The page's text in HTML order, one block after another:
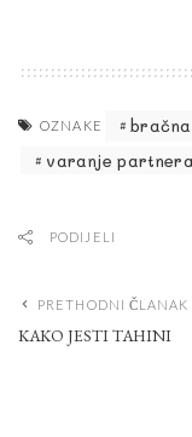
OZNAKE
varanje partnera
PODIJELI
PRETHODNI ČLANAK
KAKO JESTI TAHINI